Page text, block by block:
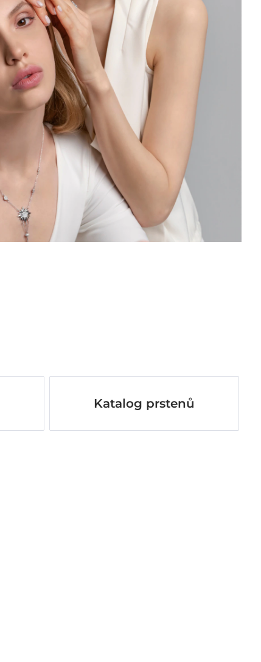
Katalog prstenů